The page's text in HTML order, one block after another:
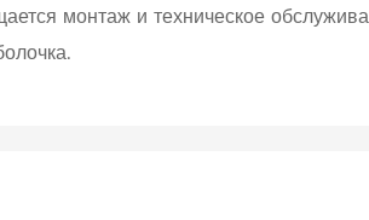
монтаж и техническое